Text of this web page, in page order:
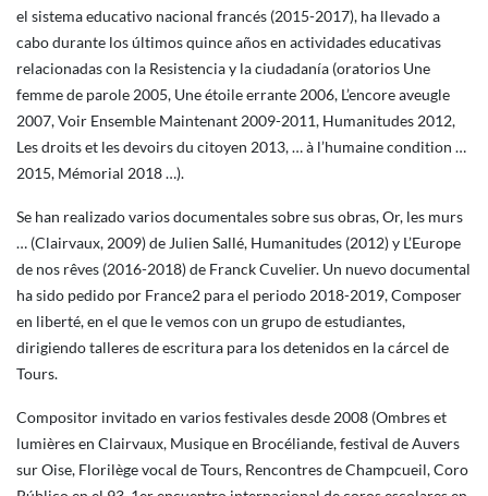
el sistema educativo nacional francés (2015-2017), ha llevado a
cabo durante los últimos quince años en actividades educativas
relacionadas con la Resistencia y la ciudadanía (oratorios Une
femme de parole 2005, Une étoile errante 2006, L’encore aveugle
2007, Voir Ensemble Maintenant 2009-2011, Humanitudes 2012,
Les droits et les devoirs du citoyen 2013, … à l’humaine condition …
2015, Mémorial 2018 …).
Se han realizado varios documentales sobre sus obras, Or, les murs
… (Clairvaux, 2009) de Julien Sallé, Humanitudes (2012) y L’Europe
de nos rêves (2016-2018) de Franck Cuvelier. Un nuevo documental
ha sido pedido por France2 para el periodo 2018-2019, Composer
en liberté, en el que le vemos con un grupo de estudiantes,
dirigiendo talleres de escritura para los detenidos en la cárcel de
Tours.
Compositor invitado en varios festivales desde 2008 (Ombres et
lumières en Clairvaux, Musique en Brocéliande, festival de Auvers
sur Oise, Florilège vocal de Tours, Rencontres de Champcueil, Coro